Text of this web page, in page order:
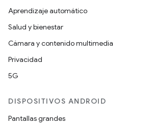
Aprendizaje automático
Salud y bienestar
Cámara y contenido multimedia
Privacidad
5G
DISPOSITIVOS ANDROID
Pantallas grandes